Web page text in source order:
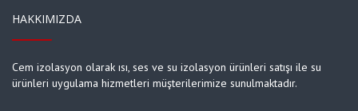
HAKKIMIZDA
Cem izolasyon olarak ısı, ses ve su izolasyon ürünleri satışı ile su
ürünleri uygulama hizmetleri müşterilerimize sunulmaktadır.